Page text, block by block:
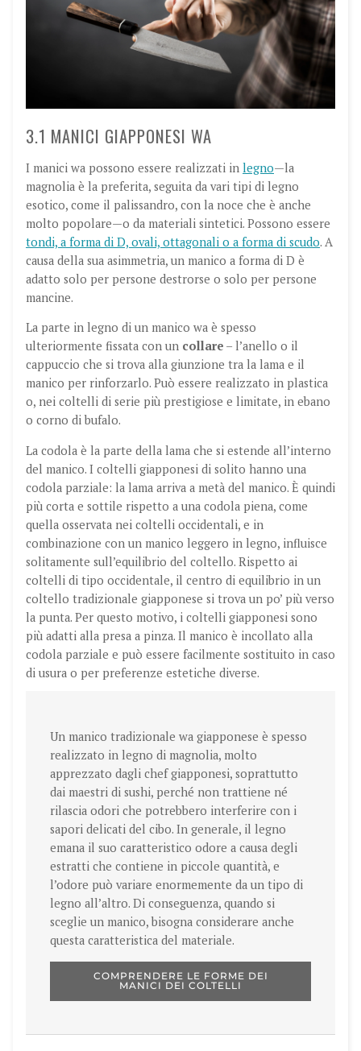
3.1 MANICI GIAPPONESI WA
I manici wa possono essere realizzati in legno—la
magnolia è la preferita, seguita da vari tipi di legno
esotico, come il palissandro, con la noce che è anche
molto popolare—o da materiali sintetici. Possono essere
tondi, a forma di D, ovali, ottagonali o a forma di scudo. A
causa della sua asimmetria, un manico a forma di D è
adatto solo per persone destrorse o solo per persone
mancine.
La parte in legno di un manico wa è spesso
ulteriormente fissata con un collare – l’anello o il
cappuccio che si trova alla giunzione tra la lama e il
manico per rinforzarlo. Può essere realizzato in plastica
o, nei coltelli di serie più prestigiose e limitate, in ebano
o corno di bufalo.
La codola è la parte della lama che si estende all’interno
del manico. I coltelli giapponesi di solito hanno una
codola parziale: la lama arriva a metà del manico. È quindi
più corta e sottile rispetto a una codola piena, come
quella osservata nei coltelli occidentali, e in
combinazione con un manico leggero in legno, influisce
solitamente sull’equilibrio del coltello. Rispetto ai
coltelli di tipo occidentale, il centro di equilibrio in un
coltello tradizionale giapponese si trova un po’ più verso
la punta. Per questo motivo, i coltelli giapponesi sono
più adatti alla presa a pinza. Il manico è incollato alla
codola parziale e può essere facilmente sostituito in caso
di usura o per preferenze estetiche diverse.
Un manico tradizionale wa giapponese è spesso
realizzato in legno di magnolia, molto
apprezzato dagli chef giapponesi, soprattutto
dai maestri di sushi, perché non trattiene né
rilascia odori che potrebbero interferire con i
sapori delicati del cibo. In generale, il legno
emana il suo caratteristico odore a causa degli
estratti che contiene in piccole quantità, e
l’odore può variare enormemente da un tipo di
legno all’altro. Di conseguenza, quando si
sceglie un manico, bisogna considerare anche
questa caratteristica del materiale.
COMPRENDERE LE FORME DEI
MANICI DEI COLTELLI